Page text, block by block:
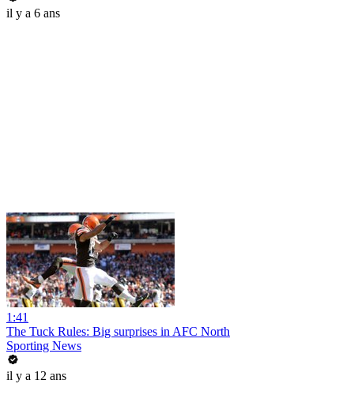
il y a 6 ans
1:41
The Tuck Rules: Big surprises in AFC North
Sporting News
il y a 12 ans